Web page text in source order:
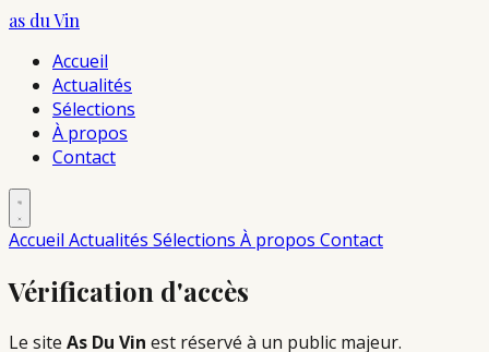
as duVin
Accueil
Actualités
Sélections
À propos
Contact
Accueil Actualités Sélections À propos Contact
Vérification d'accès
Le site As Du Vin est réservé à un public majeur.